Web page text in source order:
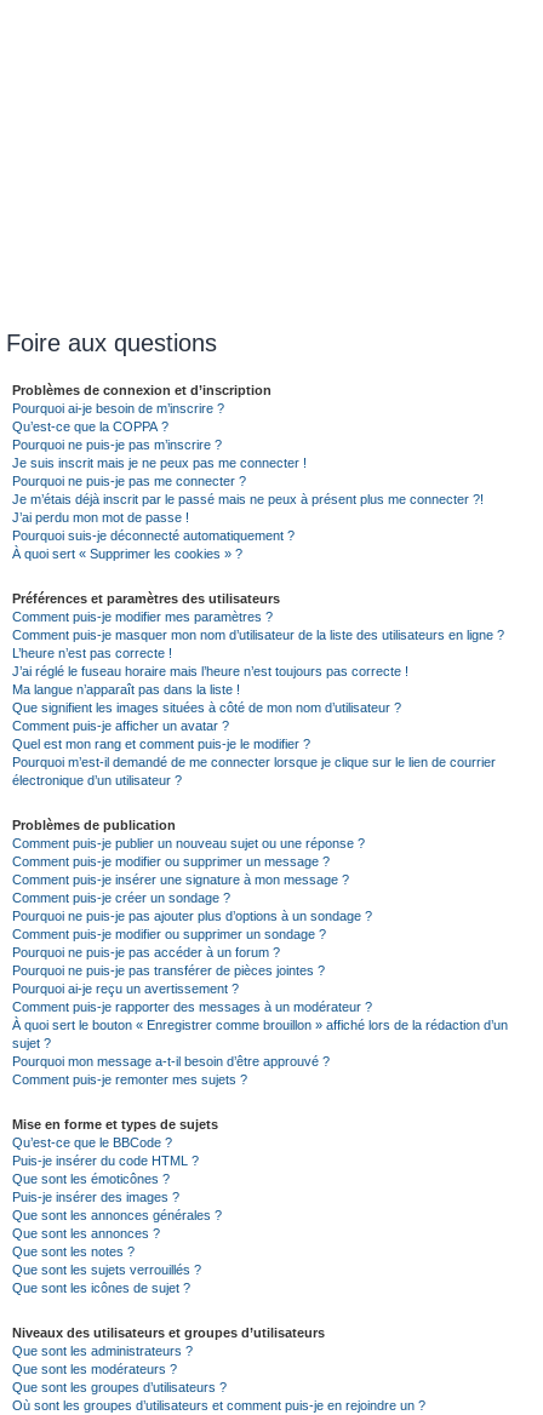
Foire aux questions
Problèmes de connexion et d’inscription
Pourquoi ai-je besoin de m’inscrire ?
Qu’est-ce que la COPPA ?
Pourquoi ne puis-je pas m’inscrire ?
Je suis inscrit mais je ne peux pas me connecter !
Pourquoi ne puis-je pas me connecter ?
Je m’étais déjà inscrit par le passé mais ne peux à présent plus me connecter ?!
J’ai perdu mon mot de passe !
Pourquoi suis-je déconnecté automatiquement ?
À quoi sert « Supprimer les cookies » ?
Préférences et paramètres des utilisateurs
Comment puis-je modifier mes paramètres ?
Comment puis-je masquer mon nom d’utilisateur de la liste des utilisateurs en ligne ?
L’heure n’est pas correcte !
J’ai réglé le fuseau horaire mais l’heure n’est toujours pas correcte !
Ma langue n’apparaît pas dans la liste !
Que signifient les images situées à côté de mon nom d’utilisateur ?
Comment puis-je afficher un avatar ?
Quel est mon rang et comment puis-je le modifier ?
Pourquoi m’est-il demandé de me connecter lorsque je clique sur le lien de courrier
électronique d’un utilisateur ?
Problèmes de publication
Comment puis-je publier un nouveau sujet ou une réponse ?
Comment puis-je modifier ou supprimer un message ?
Comment puis-je insérer une signature à mon message ?
Comment puis-je créer un sondage ?
Pourquoi ne puis-je pas ajouter plus d’options à un sondage ?
Comment puis-je modifier ou supprimer un sondage ?
Pourquoi ne puis-je pas accéder à un forum ?
Pourquoi ne puis-je pas transférer de pièces jointes ?
Pourquoi ai-je reçu un avertissement ?
Comment puis-je rapporter des messages à un modérateur ?
À quoi sert le bouton « Enregistrer comme brouillon » affiché lors de la rédaction d’un
sujet ?
Pourquoi mon message a-t-il besoin d’être approuvé ?
Comment puis-je remonter mes sujets ?
Mise en forme et types de sujets
Qu’est-ce que le BBCode ?
Puis-je insérer du code HTML ?
Que sont les émoticônes ?
Puis-je insérer des images ?
Que sont les annonces générales ?
Que sont les annonces ?
Que sont les notes ?
Que sont les sujets verrouillés ?
Que sont les icônes de sujet ?
Niveaux des utilisateurs et groupes d’utilisateurs
Que sont les administrateurs ?
Que sont les modérateurs ?
Que sont les groupes d’utilisateurs ?
Où sont les groupes d’utilisateurs et comment puis-je en rejoindre un ?